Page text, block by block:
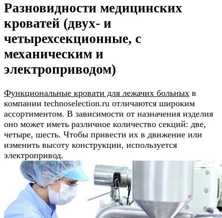
Разновидности медицинских
кроватей (двух- и
четырехсекционные, с
механическим и
электроприводом)
Функциональные кровати для лежачих больных в
компании technoselection.ru отличаются широким
ассортиментом. В зависимости от назначения изделия
оно может иметь различное количество секций: две,
четыре, шесть. Чтобы привести их в движение или
изменить высоту конструкции, используется
электропривод.